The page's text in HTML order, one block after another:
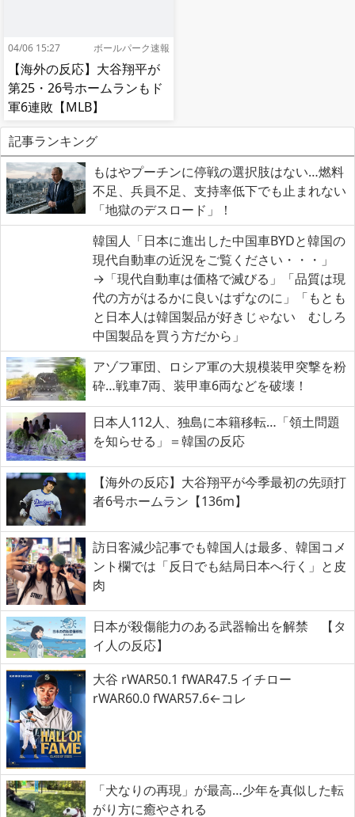
04/06 15:27 ボールパーク速報
【海外の反応】大谷翔平が
第25・26号ホームランもド
軍6連敗【MLB】
記事ランキング
もはやプーチンに停戦の選択肢はない…燃料
不足、兵員不足、支持率低下でも止まれない
「地獄のデスロード」！
韓国人「日本に進出した中国車BYDと韓国の
現代自動車の近況をご覧ください・・・」
→「現代自動車は価格で滅びる」「品質は現
代の方がはるかに良いはずなのに」「もとも
と日本人は韓国製品が好きじゃない むしろ
中国製品を買う方だから」
アゾフ軍団、ロシア軍の大規模装甲突撃を粉
砕…戦車7両、装甲車6両などを破壊！
日本人112人、独島に本籍移転…「領土問題
を知らせる」＝韓国の反応
【海外の反応】大谷翔平が今季最初の先頭打
者6号ホームラン【136m】
訪日客減少記事でも韓国人は最多、韓国コメ
ント欄では「反日でも結局日本へ行く」と皮
肉
日本が殺傷能力のある武器輸出を解禁 【タ
イ人の反応】
大谷 rWAR50.1 fWAR47.5 イチロー
rWAR60.0 fWAR57.6←コレ
「犬なりの再現」が最高…少年を真似した転
がり方に癒やされる